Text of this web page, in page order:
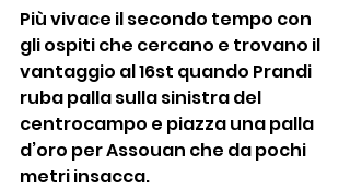
Più vivace il secondo tempo con
gli ospiti che cercano e trovano il
vantaggio al 16st quando Prandi
ruba palla sulla sinistra del
centrocampo e piazza una palla
d’oro per Assouan che da pochi
metri insacca.